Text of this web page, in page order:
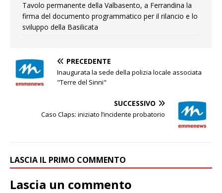
Tavolo permanente della Valbasento, a Ferrandina la
firma del documento programmatico per il rilancio e lo
sviluppo della Basilicata
PRECEDENTE
Inaugurata la sede della polizia locale associata
"Terre del Sinni"
SUCCESSIVO
Caso Claps: iniziato l’incidente probatorio
LASCIA IL PRIMO COMMENTO
Lascia un commento